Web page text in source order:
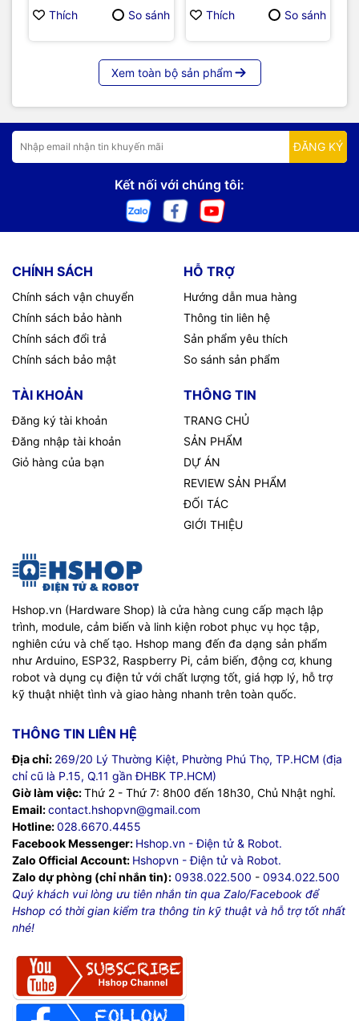
Thích So sánh Thích So sánh
Xem toàn bộ sản phẩm
ĐĂNG KÝ
Kết nối với chúng tôi:
CHÍNH SÁCH
Chính sách vận chuyển
Chính sách bảo hành
Chính sách đổi trả
Chính sách bảo mật
HỖ TRỢ
Hướng dẫn mua hàng
Thông tin liên hệ
Sản phẩm yêu thích
So sánh sản phẩm
TÀI KHOẢN
Đăng ký tài khoản
Đăng nhập tài khoản
Giỏ hàng của bạn
THÔNG TIN
TRANG CHỦ
SẢN PHẨM
DỰ ÁN
REVIEW SẢN PHẨM
ĐỐI TÁC
GIỚI THIỆU
Hshop.vn (Hardware Shop) là cửa hàng cung cấp mạch lập
trình, module, cảm biến và linh kiện robot phục vụ học tập,
nghiên cứu và chế tạo. Hshop mang đến đa dạng sản phẩm
như Arduino, ESP32, Raspberry Pi, cảm biến, động cơ, khung
robot và dụng cụ điện tử với chất lượng tốt, giá hợp lý, hỗ trợ
kỹ thuật nhiệt tình và giao hàng nhanh trên toàn quốc.
THÔNG TIN LIÊN HỆ
Địa chỉ: 269/20 Lý Thường Kiệt, Phường Phú Thọ, TP.HCM (địa
chỉ cũ là P.15, Q.11 gần ĐHBK TP.HCM)
Giờ làm việc:Thứ 2 - Thứ 7: 8h00 đến 18h30, Chủ Nhật nghỉ.
Email:contact.hshopvn@gmail.com
Hotline:028.6670.4455
Facebook Messenger: Hshop.vn - Điện tử & Robot.
Zalo Official Account: Hshopvn - Điện tử và Robot.
Zalo dự phòng (chỉ nhắn tin): 0938.022.500 - 0934.022.500
Quý khách vui lòng ưu tiên nhắn tin qua Zalo/Facebook để
Hshop có thời gian kiểm tra thông tin kỹ thuật và hỗ trợ tốt nhất
nhé!